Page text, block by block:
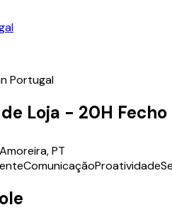
Portugal
Loja - 20H Fecho
PT
ComunicaçãoProatividade